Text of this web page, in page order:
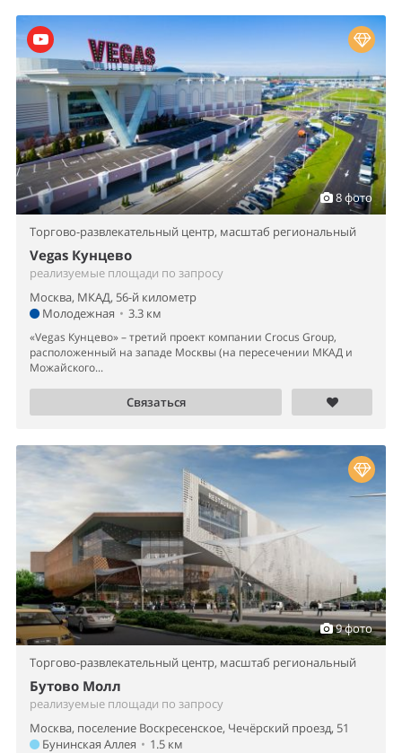
8 фото
Торгово-развлекательный центр, масштаб региональный
Vegas Кунцево
реализуемые площади по запросу
Москва, МКАД, 56-й километр
Молодежная • 3.3 км
«Vegas Кунцево» – третий проект компании Crocus Group,
расположенный на западе Москвы (на пересечении МКАД и
Можайского...
Связаться
9 фото
Торгово-развлекательный центр, масштаб региональный
Бутово Молл
реализуемые площади по запросу
Москва, поселение Воскресенское, Чечёрский проезд, 51
Бунинская Аллея • 1.5 км